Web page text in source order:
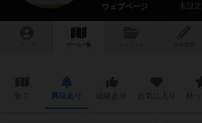
ウェブページ
未設定
ゲーム一覧
興味あり